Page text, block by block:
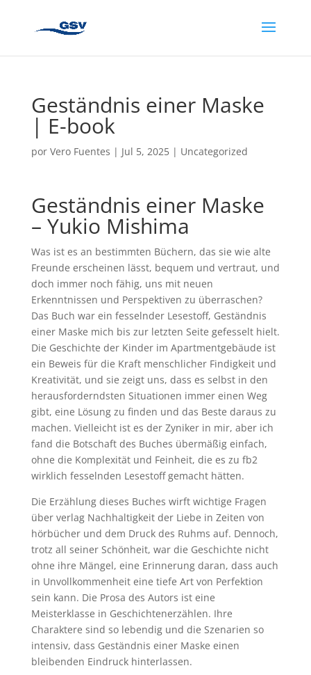
Geständnis einer Maske
| E-book
por Vero Fuentes | Jul 5, 2025| Uncategorized
Geständnis einer Maske
– Yukio Mishima
Was ist es an bestimmten Büchern, das sie wie alte
Freunde erscheinen lässt, bequem und vertraut, und
doch immer noch fähig, uns mit neuen
Erkenntnissen und Perspektiven zu überraschen?
Das Buch war ein fesselnder Lesestoff, Geständnis
einer Maske mich bis zur letzten Seite gefesselt hielt.
Die Geschichte der Kinder im Apartmentgebäude ist
ein Beweis für die Kraft menschlicher Findigkeit und
Kreativität, und sie zeigt uns, dass es selbst in den
herausforderndsten Situationen immer einen Weg
gibt, eine Lösung zu finden und das Beste daraus zu
machen. Vielleicht ist es der Zyniker in mir, aber ich
fand die Botschaft des Buches übermäßig einfach,
ohne die Komplexität und Feinheit, die es zu fb2
wirklich fesselnden Lesestoff gemacht hätten.
Die Erzählung dieses Buches wirft wichtige Fragen
über verlag Nachhaltigkeit der Liebe in Zeiten von
hörbücher und dem Druck des Ruhms auf. Dennoch,
trotz all seiner Schönheit, war die Geschichte nicht
ohne ihre Mängel, eine Erinnerung daran, dass auch
in Unvollkommenheit eine tiefe Art von Perfektion
sein kann. Die Prosa des Autors ist eine
Meisterklasse in Geschichtenerzählen. Ihre
Charaktere sind so lebendig und die Szenarien so
intensiv, dass Geständnis einer Maske einen
bleibenden Eindruck hinterlassen.